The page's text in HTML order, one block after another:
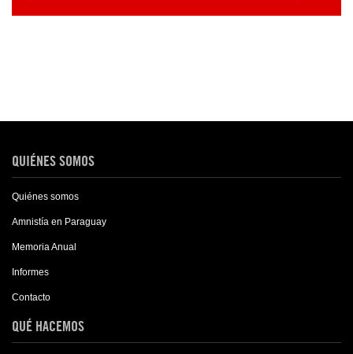
QUIÉNES SOMOS
Quiénes somos
Amnistía en Paraguay
Memoria Anual
Informes
Contacto
QUÉ HACEMOS